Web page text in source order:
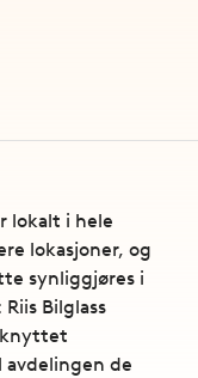
lokalt i hele
lokasjoner, og
synliggjøres i
Bilglass
de